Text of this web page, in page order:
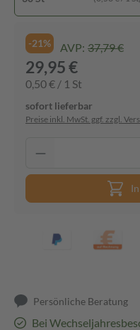
-21% AVP: 37,79 €
29,95 €
0,50 € / 1 St
sofort lieferbar
Preise inkl. MwSt. ggf. zzgl.
Persönliche Beratung
Bei